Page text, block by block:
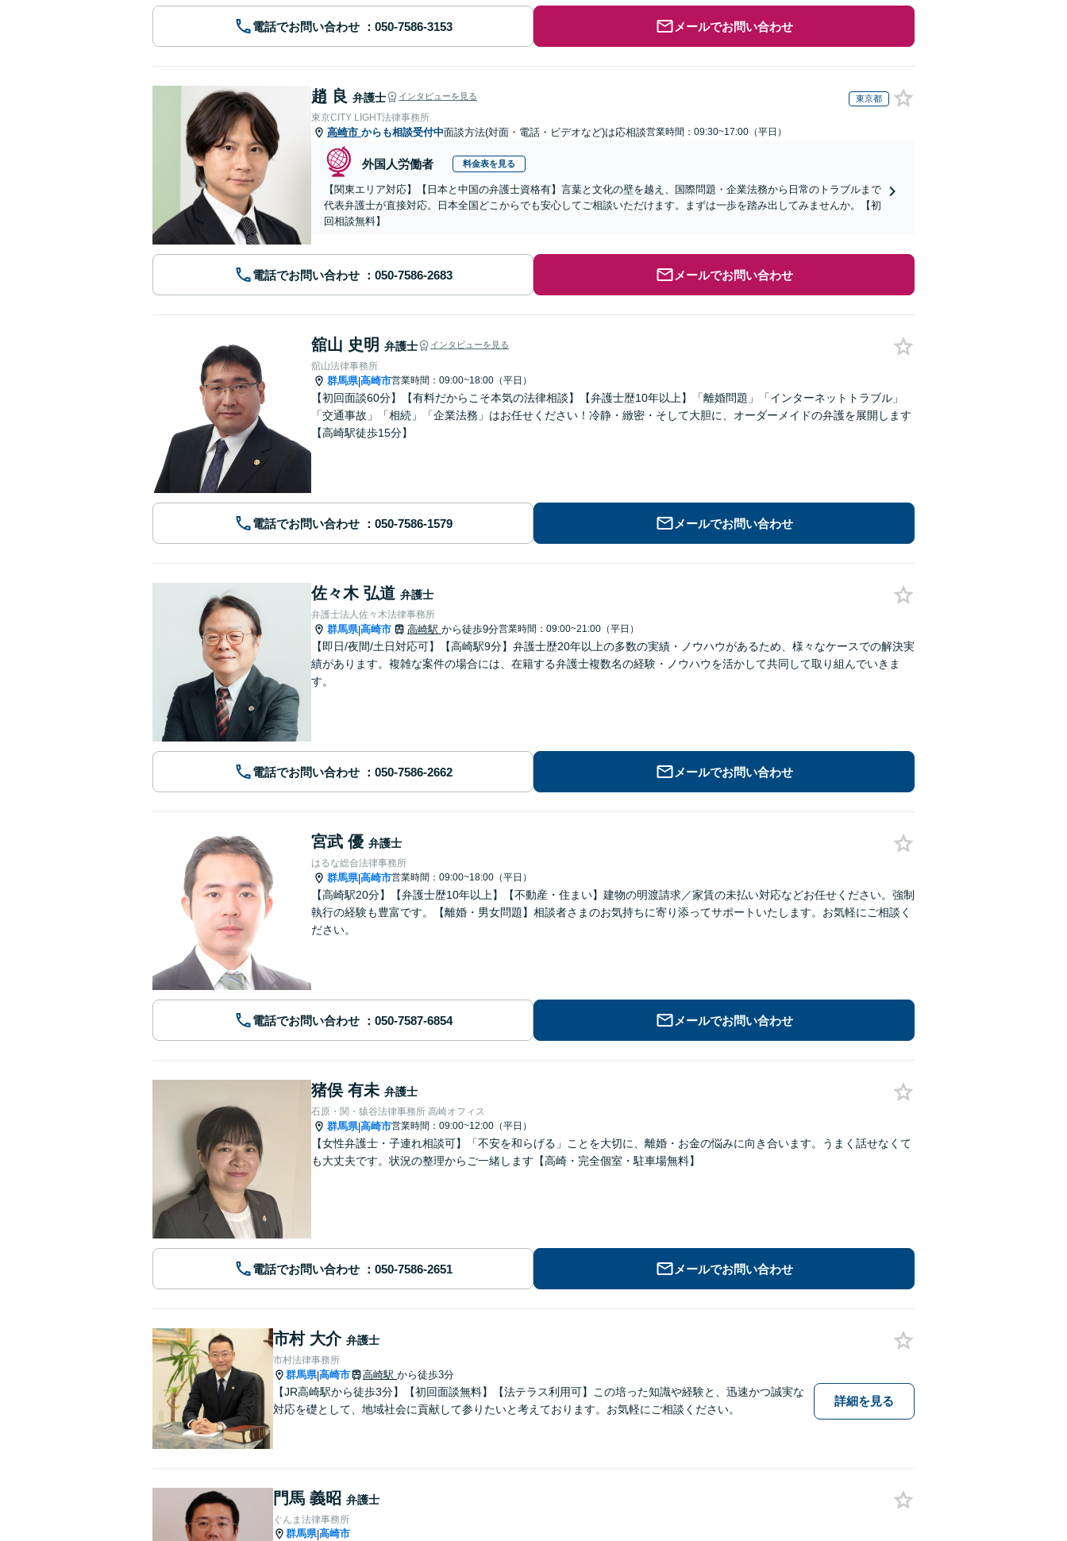
電話でお問い合わせ メールでお問い合わせ
趙 良 弁護士 インタビューを見る 東京都
東京CITY LIGHT法律事務所
高崎市 からも相談受付中面談方法(対面・電話・ビデオなど)は応相談営業時間：09:30~17:00（平日）
外国人労働者 料金表を見る
【関東エリア対応】【日本と中国の弁護士資格有】言葉と文化の壁を越え、国際問題・企業法務から日常のトラブルまで
代表弁護士が直接対応。日本全国どこからでも安心してご相談いただけます。まずは一歩を踏み出してみませんか。【初
回相談無料】
電話でお問い合わせ メールでお問い合わせ
舘山 史明 弁護士 インタビューを見る
舘山法律事務所
群馬県|高崎市営業時間：09:00~18:00（平日）
【初回面談60分】【有料だからこそ本気の法律相談】【弁護士歴10年以上】「離婚問題」「インターネットトラブル」
「交通事故」「相続」「企業法務」はお任せください！冷静・緻密・そして大胆に、オーダーメイドの弁護を展開します
【高崎駅徒歩15分】
電話でお問い合わせ メールでお問い合わせ
佐々木 弘道 弁護士
弁護士法人佐々木法律事務所
群馬県|高崎市 高崎駅 から徒歩9分営業時間：09:00~21:00（平日）
【即日/夜間/土日対応可】【高崎駅9分】弁護士歴20年以上の多数の実績・ノウハウがあるため、様々なケースでの解決実
績があります。複雑な案件の場合には、在籍する弁護士複数名の経験・ノウハウを活かして共同して取り組んでいきま
す。
電話でお問い合わせ メールでお問い合わせ
宮武 優 弁護士
はるな総合法律事務所
群馬県|高崎市営業時間：09:00~18:00（平日）
【高崎駅20分】【弁護士歴10年以上】【不動産・住まい】建物の明渡請求／家賃の未払い対応などお任せください。強制
執行の経験も豊富です。【離婚・男女問題】相談者さまのお気持ちに寄り添ってサポートいたします。お気軽にご相談く
ださい。
電話でお問い合わせ メールでお問い合わせ
猪俣 有未 弁護士
石原・関・猿谷法律事務所 高崎オフィス
群馬県|高崎市営業時間：09:00~12:00（平日）
【女性弁護士・子連れ相談可】「不安を和らげる」ことを大切に、離婚・お金の悩みに向き合います。うまく話せなくて
も大丈夫です。状況の整理からご一緒します【高崎・完全個室・駐車場無料】
電話でお問い合わせ メールでお問い合わせ
市村 大介 弁護士
市村法律事務所
群馬県|高崎市 高崎駅 から徒歩3分
【JR高崎駅から徒歩3分】【初回面談無料】【法テラス利用可】この培った知識や経験と、迅速かつ誠実な
対応を礎として、地域社会に貢献して参りたいと考えております。お気軽にご相談ください。
詳細を見る
門馬 義昭 弁護士
ぐんま法律事務所
群馬県|高崎市